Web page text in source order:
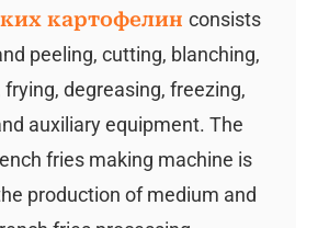
картофелин consists
peeling, cutting, blanching,
degreasing, freezing,
auxiliary equipment. The
fries making machine is
production of medium and